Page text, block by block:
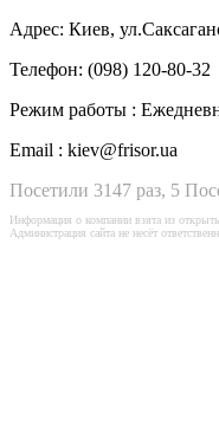
Адрес: Киев,
Телефон: (098) 120-80-32
Режим работы :
Email : kiev@frisor.ua
Посетили 3147 раз, 5
Информация о компании взята из
Администрация сайта не несёт